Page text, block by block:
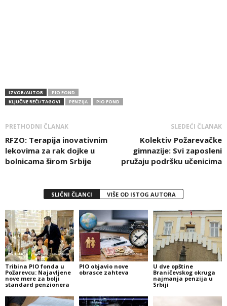
IZVOR/AUTOR
PIO FOND
KLJUČNE REČI/TAGOVI
PENZIJA PIO FOND
PRETHODNI ČLANAK
RFZO: Terapija inovativnim
lekovima za rak dojke u
bolnicama širom Srbije
SLEDEĆI ČLANAK
Kolektiv Požarevačke
gimnazije: Svi zaposleni
pružaju podršku učenicima
SLIČNI ČLANCI VIŠE OD ISTOG AUTORA
Tribina PIO fonda u
Požarevcu: Najavljene
nove mere za bolji
standard penzionera
PIO objavio nove
obrasce zahteva
U dve opštine
Braničevskog okruga
najmanja penzija u
Srbiji